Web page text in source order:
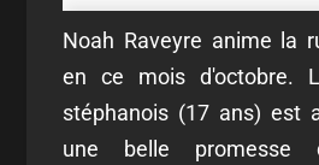
Noah Raveyre anime la
en ce mois d'octobre.
stéphanois (17 ans) est
une belle promesse